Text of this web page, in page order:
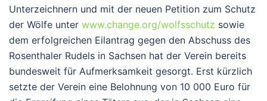
Unterzeichnern und mit der neuen Petition zum Schutz
der Wölfe unter www.change.org/wolfsschutz sowie
dem erfolgreichen Eilantrag gegen den Abschuss des
Rosenthaler Rudels in Sachsen hat der Verein bereits
bundesweit für Aufmerksamkeit gesorgt. Erst kürzlich
setzte der Verein eine Belohnung von 10 000 Euro für